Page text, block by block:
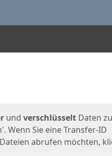
und verschlüsselt Daten
Wenn Sie eine Transfer-ID
abrufen möchten,